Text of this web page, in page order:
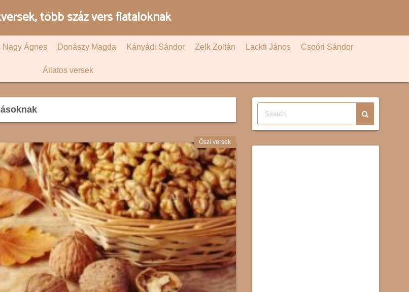
több száz vers fiataloknak
Nagy Ágnes Donászy Magda Kányádi Sándor Zelk Zoltán Lackfi János Csoóri Sándor
Állatos versek
Őszi versek